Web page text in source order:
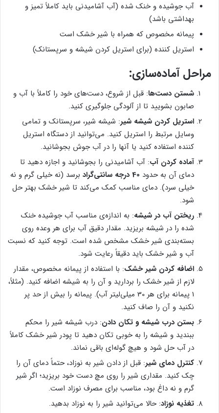
آب جوشیده و خنک شده (آب آشامیدنی باید کاملاً تمیز و
بهداشتی باشد)
پیمانه مخصوص که همراه با شیر خشک است
استریل کننده (برای استریل کردن شیشه و سرپستانک)
مراحل آماده‌سازی:
شستن دست‌ها: قبل از شروع، دست‌های خود را کاملاً با آب و
صابون بشویید تا از آلودگی جلوگیری کنید.
استریل کردن شیشه شیر: شیشه شیر، سرپستانک و تمامی
وسایل مرتبط را استریل کنید. می‌توانید از دستگاه استریل
کننده استفاده کنید یا آنها را در آب جوش بجوشانید.
آماده کردن آب: آب آشامیدنی را بجوشانید و اجازه دهید تا
دمای آن به حدود 40 درجه سانتی‌گراد
برسد (نه خیلی گرم و نه
خیلی سرد). دمای مناسب کمک می‌کند تا شیر خشک بهتر حل
شود.
ریختن آب در شیشه: به اندازه‌ی مناسب آب جوشیده خنک
شده را در شیشه بریزید. مقدار دقیق آب برای هر وعده روی
بسته‌بندی شیر خشک مشخص شده است. توجه کنید که نسبت
آب و شیر خشک باید دقیقاً رعایت شود.
اضافه کردن شیر خشک: با استفاده از پیمانه مخصوص، مقدار
لازم از شیر خشک را بردارید و آن را به شیشه اضافه کنید. (مثلاً،
1 پیمانه برای هر 30 میلی‌لیتر آب). پیمانه را بیش از حد پر
نکنید و آن را صاف کنید.
بستن درب شیشه و تکان دادن: درب شیشه شیر را محکم
ببندید و شیشه را به خوبی تکان دهید تا پودر شیر خشک کاملاً
در آب حل شود و هیچ گوله‌ای باقی نماند.
کنترل دمای شیر: قبل از دادن شیر به نوزاد، حتماً دمای آن را
چک کنید. مقداری شیر را روی مچ دست خود بریزید؛ اگر شیر
گرم و نه داغ بود، مناسب برای مصرف نوزاد است.
تغذیه نوزاد: حالا می‌توانید شیر را به نوزاد بدهید.